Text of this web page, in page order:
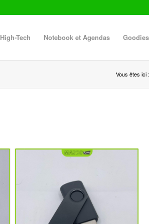
High-Tech Notebook et Agendas Goodies
Vous êtes ici :